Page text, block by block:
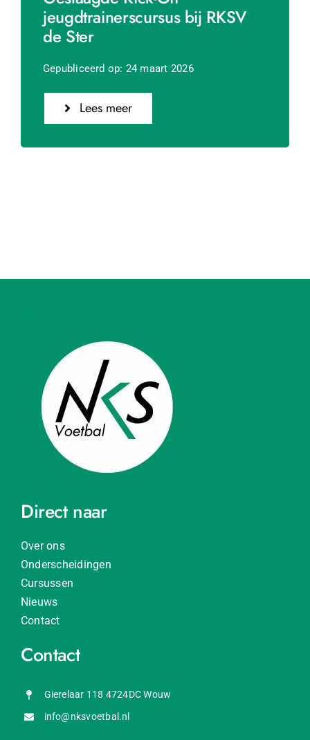
jeugdtrainerscursus bij RKSV
de Ster
Gepubliceerd op: 24 maart 2026
Lees meer
Direct naar
Over ons
Onderscheidingen
Cursussen
Nieuws
Contact
Contact
Gierelaar 118 4724DC Wouw
info@nksvoetbal.nl